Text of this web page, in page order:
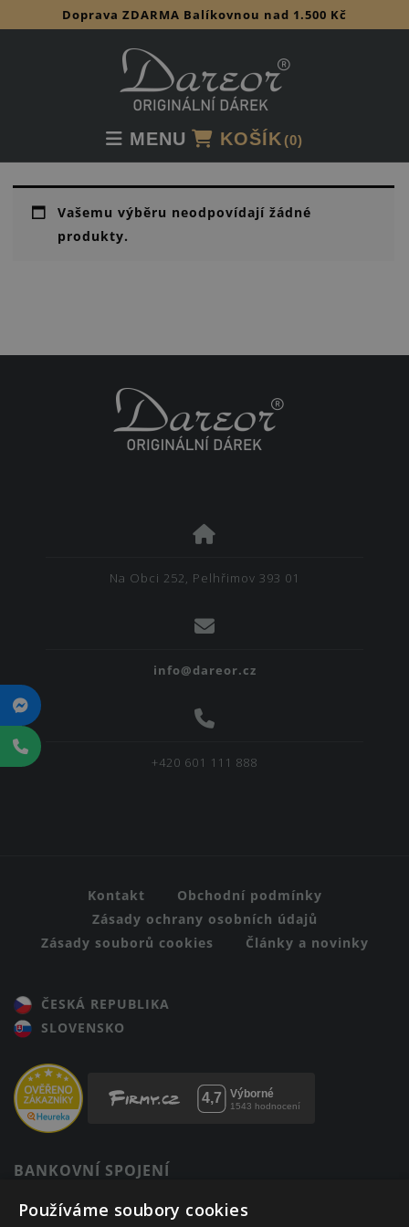
Doprava ZDARMA Balíkovnou nad 1.500 Kč
MENU KOŠÍK(0)
Vašemu výběru neodpovídají žádné
produkty.
Na Obci 252, Pelhřimov 393 01
info@dareor.cz
+420 601 111 888
Kontakt
Obchodní podmínky
Zásady ochrany osobních údajů
Zásady souborů cookies
Články a novinky
ČESKÁ REPUBLIKA
SLOVENSKO
BANKOVNÍ SPOJENÍ
Komerční banka
Používáme soubory cookies